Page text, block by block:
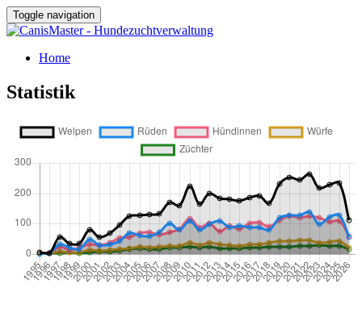
Toggle navigation
Home
Statistik